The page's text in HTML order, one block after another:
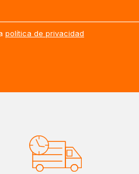
política de privacidad